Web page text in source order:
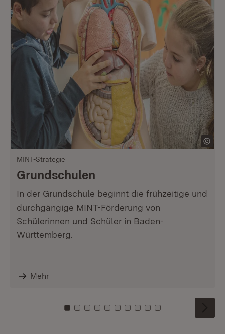
MINT-Strategie
Grundschulen
In der Grundschule beginnt die frühzeitige und
durchgängige MINT-Förderung von
Schülerinnen und Schüler in Baden-
Württemberg.
Mehr
Zu Kachel: 0
Zu Kachel: 1
Zu Kachel: 2
Zu Kachel: 3
Zu Kachel: 4
Zu Kachel: 5
Zu Kachel: 6
Zu Kachel: 7
Zu Kachel: 8
Zu Kachel: 9